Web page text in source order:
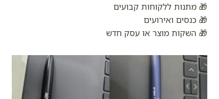
🎁 מתנות ללקוחות קבועים
🎁 כנסים ואירועים
🎁 השקות מוצר או עסק חדש